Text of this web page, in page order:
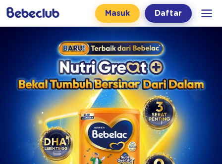
Masuk Daftar